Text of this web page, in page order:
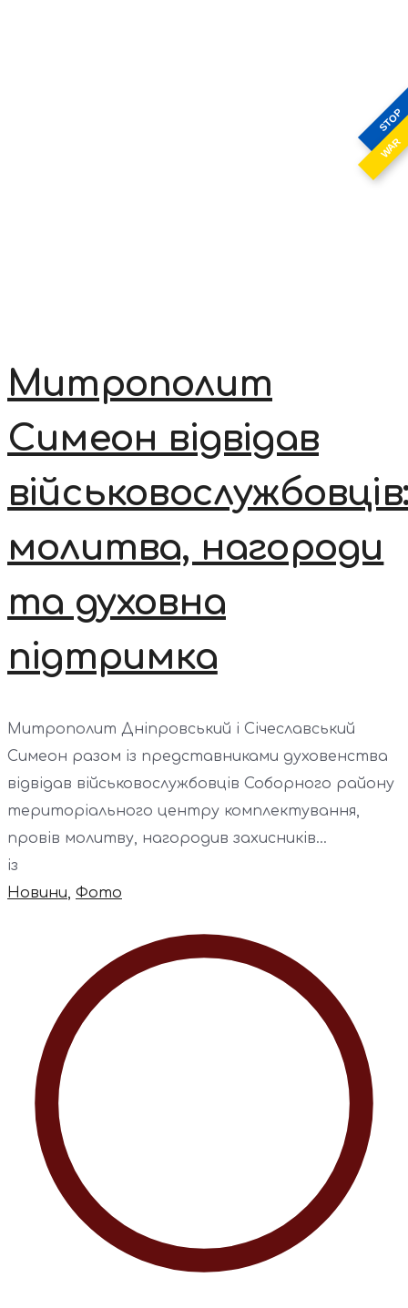
STOP
WAR
Митрополит
Симеон відвідав
військовослужбовців:
молитва, нагороди
та духовна
підтримка
Митрополит Дніпровський і Січеславський
Симеон разом із представниками духовенства
відвідав військовослужбовців Соборного району
територіального центру комплектування,
провів молитву, нагородив захисників...
із
Новини, Фото